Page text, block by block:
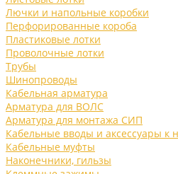
Лючки и напольные коробки
Перфорированные короба
Пластиковые лотки
Проволочные лотки
Трубы
Шинопроводы
Кабельная арматура
Арматура для ВОЛС
Арматура для монтажа СИП
Кабельные вводы и аксессуары к
Кабельные муфты
Наконечники, гильзы